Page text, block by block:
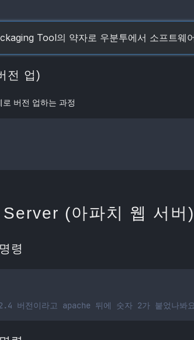
Tool의 약자로 우분투에서 소프트웨
전 업)
버전 업하는 과정
(아파치 웹 서버)
령
버전이라고 apache 뒤에 숫자 2가 붙었나봐